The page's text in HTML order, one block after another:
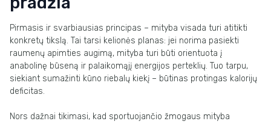
Pirmasis ir svarbiausias principas – mityba visada turi atitikti
konkretų tikslą. Tai tarsi kelionės planas: jei norima pasiekti
raumenų apimties augimą, mityba turi būti orientuota į
anabolinę būseną ir palaikomąjį energijos perteklių. Tuo tarpu,
siekiant sumažinti kūno riebalų kiekį – būtinas protingas kalorijų
deficitas.
Nors dažnai tikimasi, kad sportuojančio žmogaus mityba